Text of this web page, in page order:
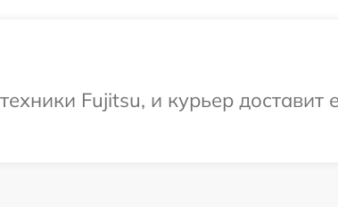
Fujitsu, и курьер доставит